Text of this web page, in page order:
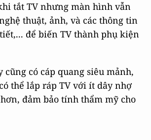
tắt TV nhưng màn hình vẫn
thuật, ảnh, và các thông tin
để biến TV thành phụ kiện
cũng có cáp quang siêu mảnh,
thể lắp ráp TV với ít dây nhợ
đảm bảo tính thẩm mỹ cho